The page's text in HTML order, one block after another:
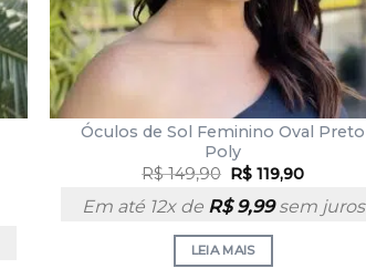
Óculos de Sol Feminino Oval Preto
Poly
R$149,90 R$ 119,90
Em até 12x de R$9,99sem juros
LEIA MAIS